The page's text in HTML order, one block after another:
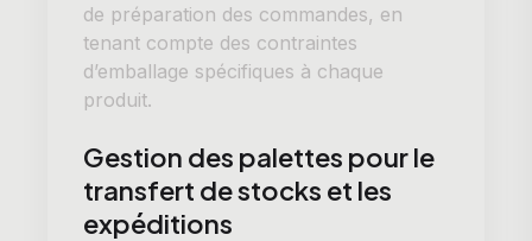
de préparation des commandes, en
tenant compte des contraintes
d’emballage spécifiques à chaque
produit.
Gestion des palettes pour le
transfert de stocks et les
expéditions